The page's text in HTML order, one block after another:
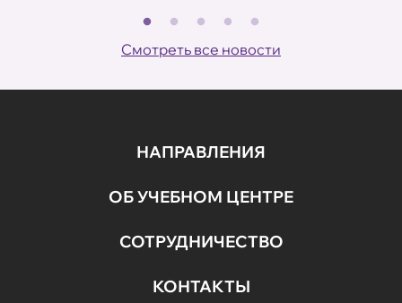
Смотреть все новости
НАПРАВЛЕНИЯ
ОБ УЧЕБНОМ ЦЕНТРЕ
СОТРУДНИЧЕСТВО
КОНТАКТЫ